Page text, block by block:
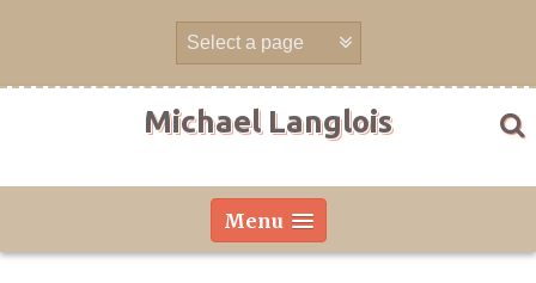
Michael Langlois
Menu